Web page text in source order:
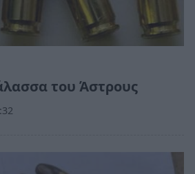
του Άστρους